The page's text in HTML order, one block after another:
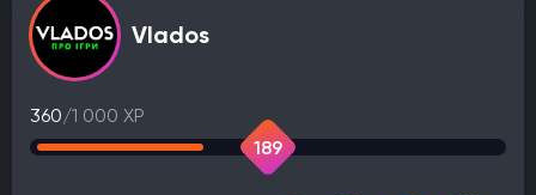
Vlados
360/1 000 XP
189